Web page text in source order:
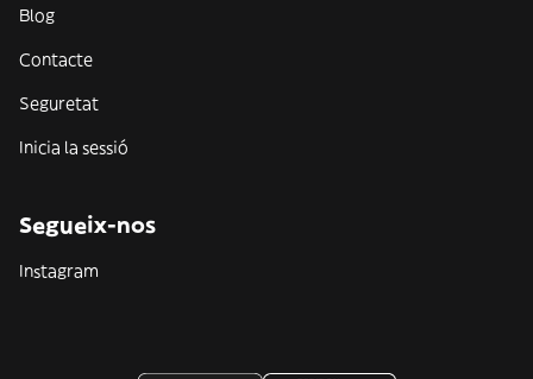
Blog
Contacte
Seguretat
Inicia la sessió
Segueix-nos
Instagram